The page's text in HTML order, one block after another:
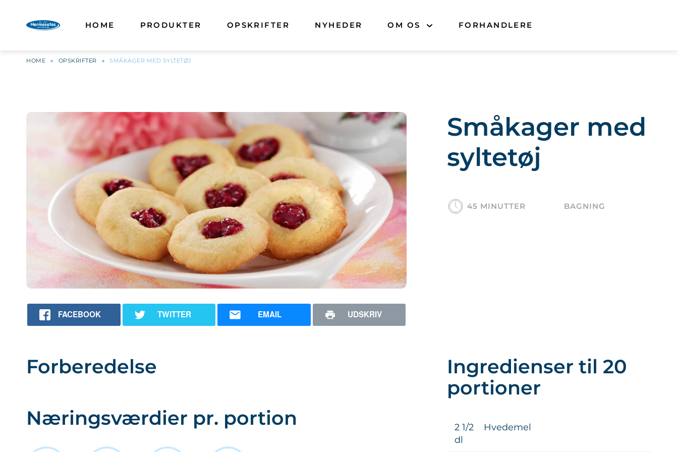
HOME PRODUKTER OPSKRIFTER NYHEDER OM OS FORHANDLERE
HOME » OPSKRIFTER » SMÅKAGER MED SYLTETØJ
FACEBOOK TWITTER EMAIL UDSKRIV
Småkager med
syltetøj
45 MINUTTER BAGNING
Forberedelse
Næringsværdier pr. portion
Ingredienser til 20
portioner
2 1/2
dl
Hvedemel